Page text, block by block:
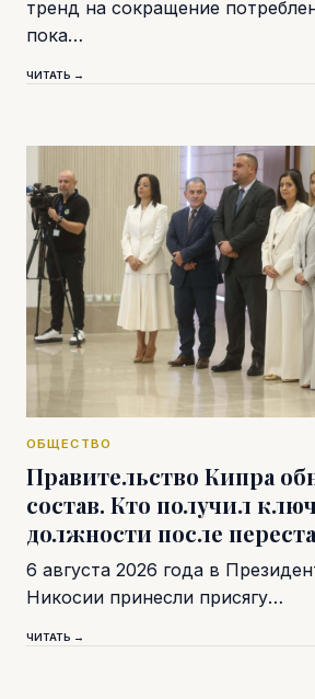
тренд на сокращение
пока…
ЧИТАТЬ →
ОБЩЕСТВО
Правительство Кипра
состав. Кто получил
должности после
6 августа 2026 года в
Никосии принесли присягу…
ЧИТАТЬ →